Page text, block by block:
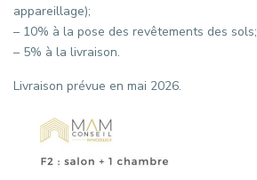
appareillage);
– 10% à la pose des revêtements des sols;
– 5% à la livraison.
Livraison prévue en mai 2026.